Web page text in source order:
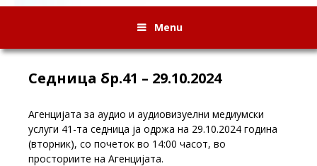
Menu
Седница бр.41 – 29.10.2024
Агенцијата за аудио и аудиовизуелни медиумски
услуги 41-та седница ја одржа на 29.10.2024 година
(вторник), со почеток во 14:00 часот, во
просториите на Агенцијата.